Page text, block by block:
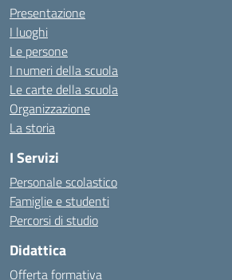
Presentazione
I luoghi
Le persone
I numeri della scuola
Le carte della scuola
Organizzazione
La storia
I Servizi
Personale scolastico
Famiglie e studenti
Percorsi di studio
Didattica
Offerta formativa